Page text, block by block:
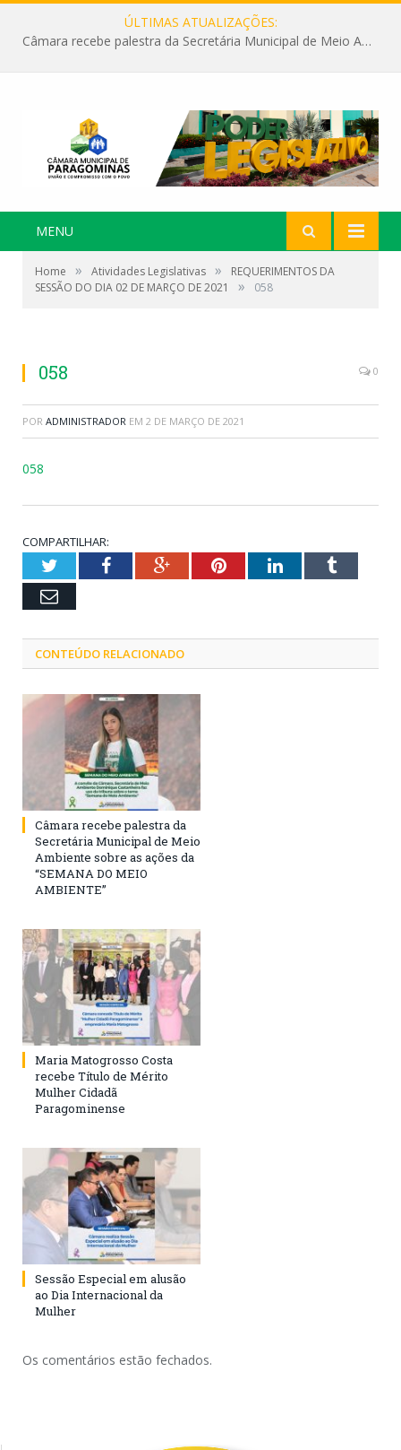
ÚLTIMAS ATUALIZAÇÕES:
Câmara recebe palestra da Secretária Municipal de Meio Ambiente sobre as ações da “SEMANA DO MEIO AMBIENTE”
MENU
Home » Atividades Legislativas »
REQUERIMENTOS DA
SESSÃO DO DIA 02 DE MARÇO DE 2021
» 058
058 0
POR ADMINISTRADOR EM 2 DE MARÇO DE 2021
058
COMPARTILHAR:
TwitterFacebookGoogle+PinterestLinkedInTumblr
Email
CONTEÚDO RELACIONADO
Câmara recebe palestra da
Secretária Municipal de Meio
Ambiente sobre as ações da
“SEMANA DO MEIO
AMBIENTE”
Maria Matogrosso Costa
recebe Título de Mérito
Mulher Cidadã
Paragominense
Sessão Especial em alusão
ao Dia Internacional da
Mulher
Os comentários estão fechados.